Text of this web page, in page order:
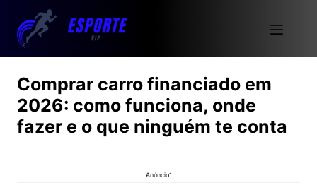
Comprar carro financiado em
2026: como funciona, onde
fazer e o que ninguém te conta
Anúncio1